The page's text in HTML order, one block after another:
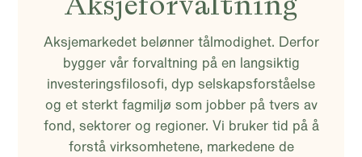
Aksjemarkedet belønner tålmodighet. Derfor
bygger vår forvaltning på en langsiktig
investeringsfilosofi, dyp selskapsforståelse
og et sterkt fagmiljø som jobber på tvers av
fond, sektorer og regioner. Vi bruker tid på å
forstå virksomhetene, markedene de